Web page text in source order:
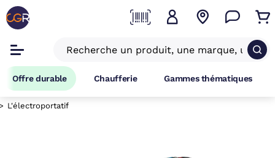
Offre durable Chaufferie Gammes thématiques
L'électroportatif